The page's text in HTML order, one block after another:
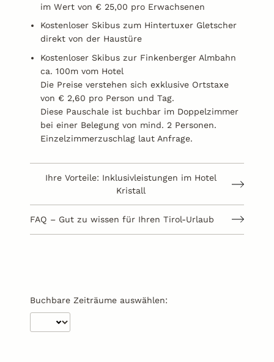
im Wert von € 25,00 pro Erwachsenen
Kostenloser Skibus zum Hintertuxer Gletscher
direkt von der Haustüre
Kostenloser Skibus zur Finkenberger Almbahn
ca. 100m vom Hotel
Die Preise verstehen sich exklusive Ortstaxe
von € 2,60 pro Person und Tag.
Diese Pauschale ist buchbar im Doppelzimmer
bei einer Belegung von mind. 2 Personen.
Einzelzimmerzuschlag laut Anfrage.
Ihre Vorteile: Inklusivleistungen im Hotel
Kristall
FAQ – Gut zu wissen für Ihren Tirol-Urlaub
Buchbare Zeiträume auswählen: